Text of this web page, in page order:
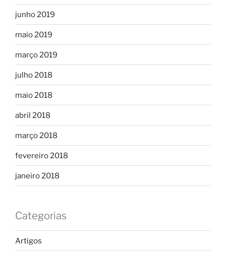
junho 2019
maio 2019
março 2019
julho 2018
maio 2018
abril 2018
março 2018
fevereiro 2018
janeiro 2018
Categorias
Artigos